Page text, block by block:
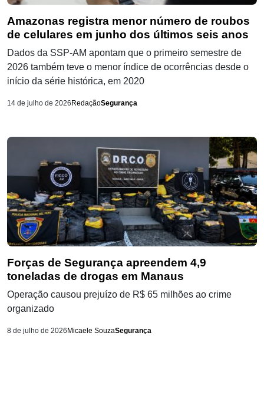
Amazonas registra menor número de roubos
de celulares em junho dos últimos seis anos
Dados da SSP-AM apontam que o primeiro semestre de
2026 também teve o menor índice de ocorrências desde o
início da série histórica, em 2020
14 de julho de 2026RedaçãoSegurança
Forças de Segurança apreendem 4,9
toneladas de drogas em Manaus
Operação causou prejuízo de R$ 65 milhões ao crime
organizado
8 de julho de 2026Micaele SouzaSegurança